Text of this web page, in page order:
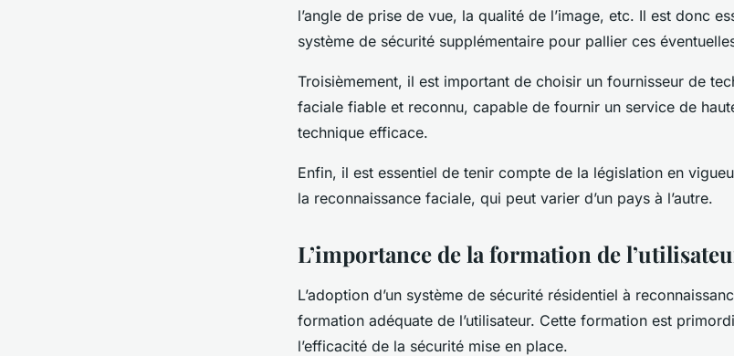
l’angle de prise de vue, la qualité de l’image, etc. Il est donc
système de sécurité supplémentaire pour pallier ces
Troisièmement, il est important de choisir un fournisseur de
faciale fiable et reconnu, capable de fournir un service de
technique efficace.
Enfin, il est essentiel de tenir compte de la législation en
la reconnaissance faciale, qui peut varier d’un pays à l’autre.
L’importance de la formation de
L’adoption d’un système de sécurité résidentiel à
formation adéquate de l’utilisateur. Cette formation est
l’efficacité de la sécurité mise en place.